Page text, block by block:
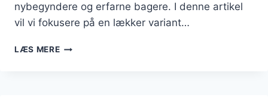
nybegyndere og erfarne bagere. I denne artikel
vil vi fokusere på en lækker variant…
LÆS MEREGRYDEBRØD